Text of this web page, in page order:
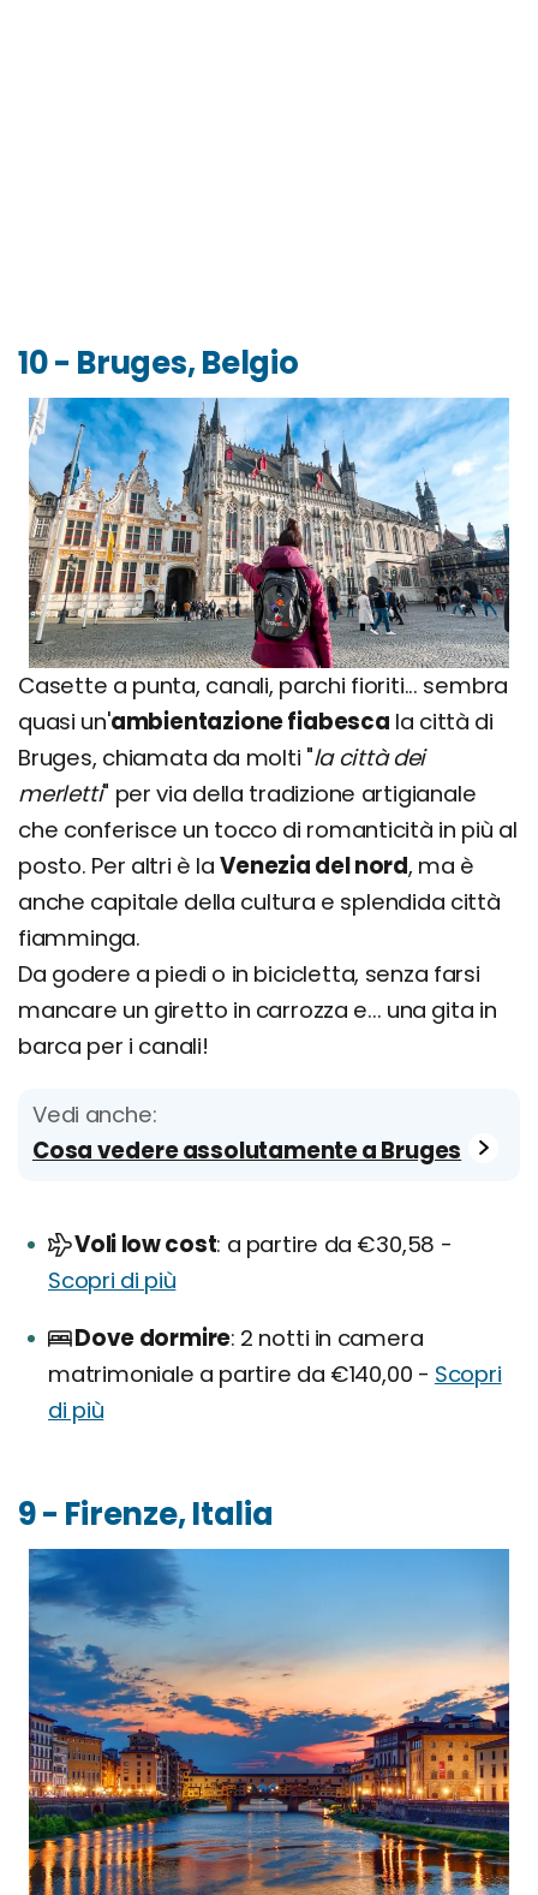
10 - Bruges, Belgio
Casette a punta, canali, parchi fioriti... sembra
quasi un'ambientazione fiabesca la città di
Bruges, chiamata da molti "la città dei
merletti" per via della tradizione artigianale
che conferisce un tocco di romanticità in più al
posto. Per altri è laVenezia del nord, ma è
anche capitale della cultura e splendida città
fiamminga.
Da godere a piedi o in bicicletta, senza farsi
mancare un giretto in carrozza e... una gita in
barca per i canali!
Vedi anche:
Cosa vedere assolutamente a Bruges
Voli low cost a partire da €30,58 -
Scopri di più
Dove dormire 2 notti in camera
matrimoniale a partire da €140,00 - Scopri
di più
9 - Firenze, Italia